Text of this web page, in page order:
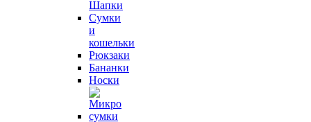
Шапки
Сумки
и
кошельки
Рюкзаки
Бананки
Носки